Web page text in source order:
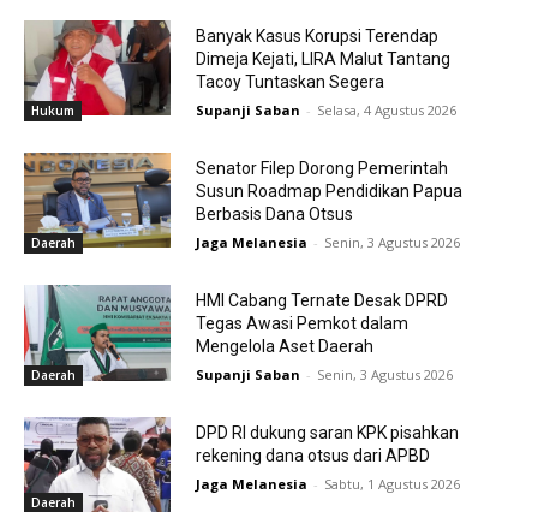
Hukum
Banyak Kasus Korupsi Terendap
Dimeja Kejati, LIRA Malut Tantang
Tacoy Tuntaskan Segera
Supanji Saban - Selasa, 4 Agustus 2026
Daerah
Senator Filep Dorong Pemerintah
Susun Roadmap Pendidikan Papua
Berbasis Dana Otsus
Jaga Melanesia - Senin, 3 Agustus 2026
Daerah
HMI Cabang Ternate Desak DPRD
Tegas Awasi Pemkot dalam
Mengelola Aset Daerah
Supanji Saban - Senin, 3 Agustus 2026
Daerah
DPD RI dukung saran KPK pisahkan
rekening dana otsus dari APBD
Jaga Melanesia - Sabtu, 1 Agustus 2026